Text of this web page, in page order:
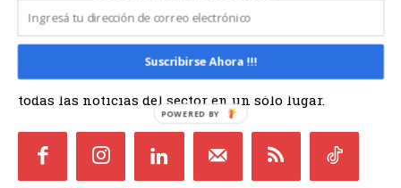
ACERCA DE NOSOTROS
Noticias de Campo es un medio independiente
focalizado en Redes Sociales que intenta aglutinar
todas las noticias del sector en un sólo lugar.
Suscribirse Ahora !!!
POWERED BY